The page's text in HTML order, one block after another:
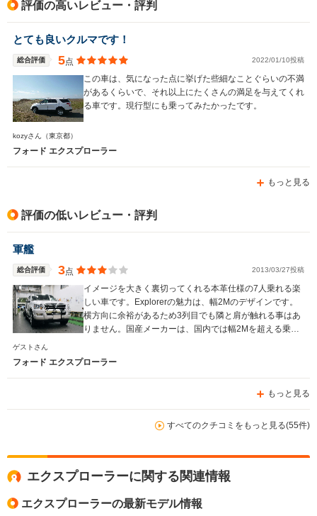
評価の高いレビュー・評判
とても良いクルマです！
総合評価 5点 2022/01/10投稿
この車は、気になった点に挙げた些細なことぐらいの不満
があるくらいで、それ以上にたくさんの満足を与えてくれ
る車です。現行型にも乗ってみたかったです。
kozyさん （東京都）
フォード エクスプローラー
もっと見る
評価の低いレビュー・評判
軍艦
総合評価 3点 2013/03/27投稿
イメージを大きく裏切ってくれる本革仕様の7人乗れる楽
しい車です。Explorerの魅力は、幅2Mのデザインです。
横方向に余裕があるため3列目でも隣と肩が触れる事はあ
りません。国産メーカーは、国内では幅2Mを超える乗用
ゲストさん
フォード エクスプローラー
もっと見る
すべてのクチコミをもっと見る(55件)
エクスプローラーに関する関連情報
エクスプローラーの最新モデル情報